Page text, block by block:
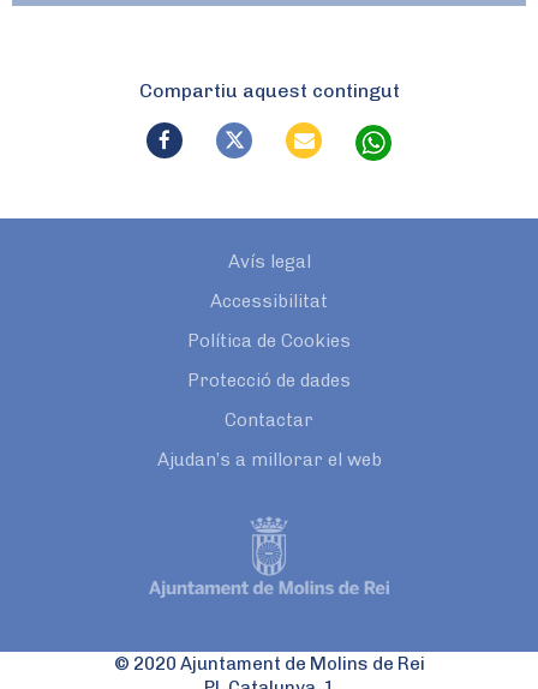
Compartiu aquest contingut
Avís legal
Accessibilitat
Política de Cookies
Protecció de dades
Contactar
Ajudan’s a millorar el web
© 2020 Ajuntament de Molins de Rei